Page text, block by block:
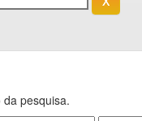
pesquisa.